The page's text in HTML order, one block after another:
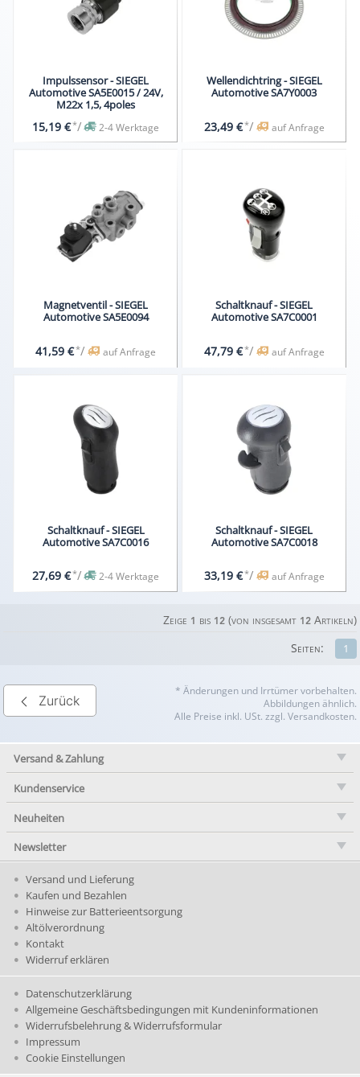
Impulssensor - SIEGEL
Automotive SA5E0015 / 24V,
M22x 1,5, 4poles
15,19 €*/ 2-4 Werktage
Wellendichtring - SIEGEL
Automotive SA7Y0003
23,49 €*/ auf Anfrage
Magnetventil - SIEGEL
Automotive SA5E0094
41,59 €*/ auf Anfrage
Schaltknauf - SIEGEL
Automotive SA7C0001
47,79 €*/ auf Anfrage
Schaltknauf - SIEGEL
Automotive SA7C0016
27,69 €*/ 2-4 Werktage
Schaltknauf - SIEGEL
Automotive SA7C0018
33,19 €*/ auf Anfrage
Zeige 1 bis 12(von insgesamt 12Artikeln)
1
Seiten:
Zurück
* Änderungen und Irrtümer vorbehalten.
Abbildungen ähnlich.
Alle Preise inkl. USt. zzgl. Versandkosten.
Versand & Zahlung
Kundenservice
Neuheiten
Newsletter
Versand und Lieferung
Kaufen und Bezahlen
Hinweise zur Batterieentsorgung
Altölverordnung
Kontakt
Widerruf erklären
Datenschutzerklärung
Allgemeine Geschäftsbedingungen mit Kundeninformationen
Widerrufsbelehrung & Widerrufsformular
Impressum
Cookie Einstellungen